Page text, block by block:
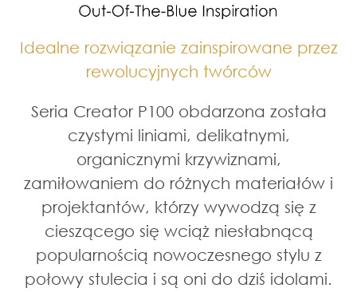
Idealne rozwiązanie zainspirowane przez
rewolucyjnych twórców
Seria Creator P100 obdarzona została
czystymi liniami, delikatnymi,
organicznymi krzywiznami,
zamiłowaniem do różnych materiałów i
projektantów, którzy wywodzą się z
cieszącego się wciąż niesłabnącą
popularnością nowoczesnego stylu z
połowy stulecia i są oni do dziś idolami.